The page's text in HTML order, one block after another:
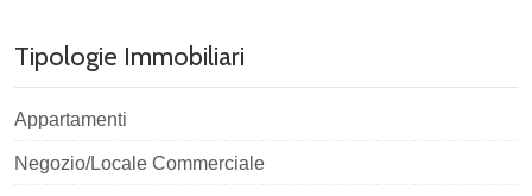
Tipologie Immobiliari
Appartamenti
Negozio/Locale Commerciale